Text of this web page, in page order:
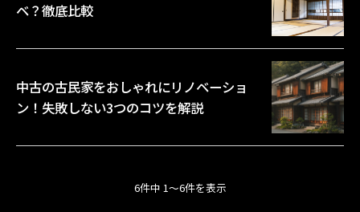
ベ？徹底比較
中古の古民家をおしゃれにリノベーショ
ン！失敗しない3つのコツを解説
6件中 1～6件を表示